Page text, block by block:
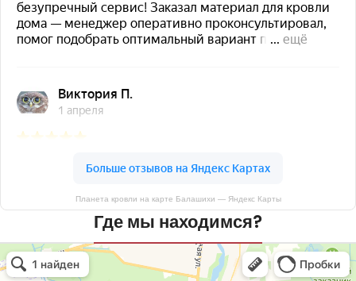
Планета кровли на карте Балашихи — Яндекс Карты
Где мы находимся?
Планета кровли
Кровля и кровельные материалы в Балашихе
Окна в Балашихе